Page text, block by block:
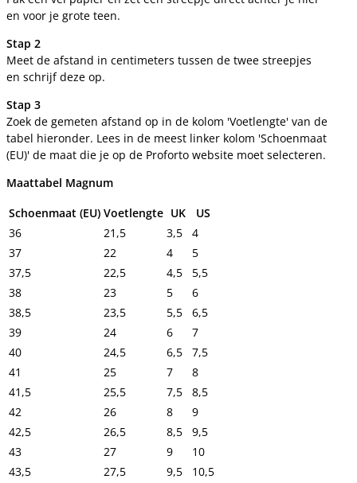
en voor je grote teen.
Stap 2
Meet de afstand in centimeters tussen de twee streepjes
en schrijf deze op.
Stap 3
Zoek de gemeten afstand op in de kolom 'Voetlengte' van de
tabel hieronder. Lees in de meest linker kolom 'Schoenmaat
(EU)' de maat die je op de Proforto website moet selecteren.
Maattabel Magnum
Schoenmaat (EU) Voetlengte UK
US
36
21,5 3,5
4
37
22 4
5
37,5
22,5 4,5
5,5
38
23 5
6
38,5
23,5 5,5
6,5
39
24 6
7
40
24,5 6,5
7,5
41
25 7
8
41,5
25,5 7,5
8,5
42
26 8
9
42,5
26,5 8,5
9,5
43
27 9
10
43,5
27,5 9,5
10,5